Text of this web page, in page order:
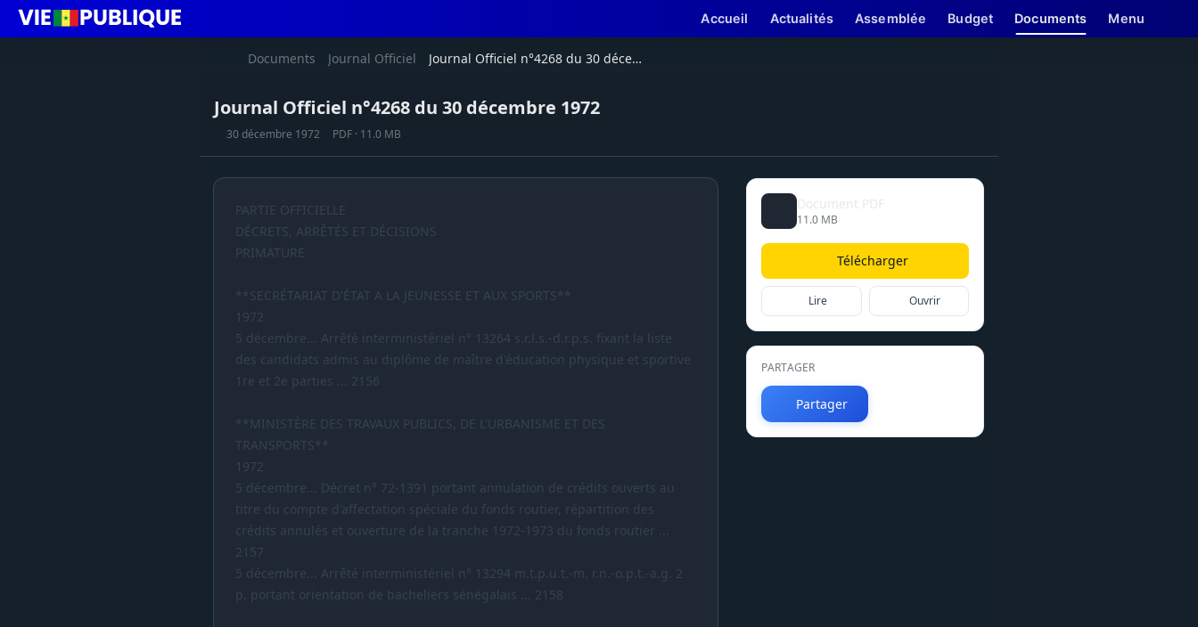
Accueil Actualités Assemblée Budget Documents Menu
Documents Journal Officiel Journal Officiel n°4268 du 30 décembre 1972
Journal Officiel n°4268 du 30 décembre 1972
30 décembre 1972 PDF · 11.0 MB
PARTIE OFFICIELLE
DÉCRETS, ARRÊTÉS ET DÉCISIONS
PRIMATURE
**SECRÉTARIAT D'ÉTAT A LA JEUNESSE ET AUX SPORTS**
1972
5 décembre... Arrêté interministériel n° 13264 s.r.l.s.-d.r.p.s. fixant la liste
des candidats admis au diplôme de maître d'éducation physique et sportive
1re et 2e parties ... 2156
**MINISTÈRE DES TRAVAUX PUBLICS, DE L'URBANISME ET DES
TRANSPORTS**
1972
5 décembre... Décret n° 72-1391 portant annulation de crédits ouverts au
titre du compte d'affectation spéciale du fonds routier, répartition des
crédits annulés et ouverture de la tranche 1972-1973 du fonds routier ...
2157
5 décembre... Arrêté interministériel n° 13294 m.t.p.u.t.-m. r.n.-o.p.t.-a.g. 2
p. portant orientation de bacheliers sénégalais ... 2158
Document PDF
11.0 MB
Télécharger
Lire Ouvrir
PARTAGER
Partager